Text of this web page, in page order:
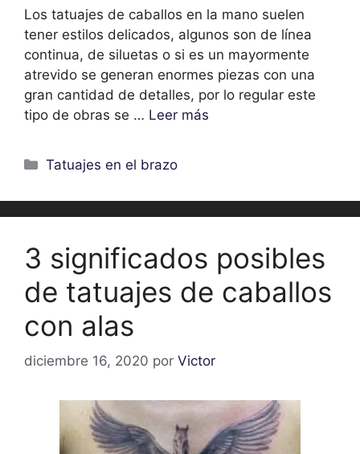
Los tatuajes de caballos en la mano suelen
tener estilos delicados, algunos son de línea
continua, de siluetas o si es un mayormente
atrevido se generan enormes piezas con una
gran cantidad de detalles, por lo regular este
tipo de obras se … Leer más
Categorías
Tatuajes en el brazo
3 significados posibles
de tatuajes de caballos
con alas
diciembre 16, 2020 por Victor